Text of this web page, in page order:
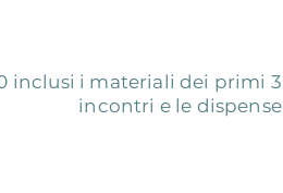
inclusi i materiali dei primi 3
incontri e le dispense